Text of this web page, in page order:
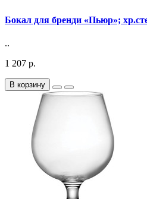
Бокал для бренди «Пьюр»;
..
1 207 р.
В корзину